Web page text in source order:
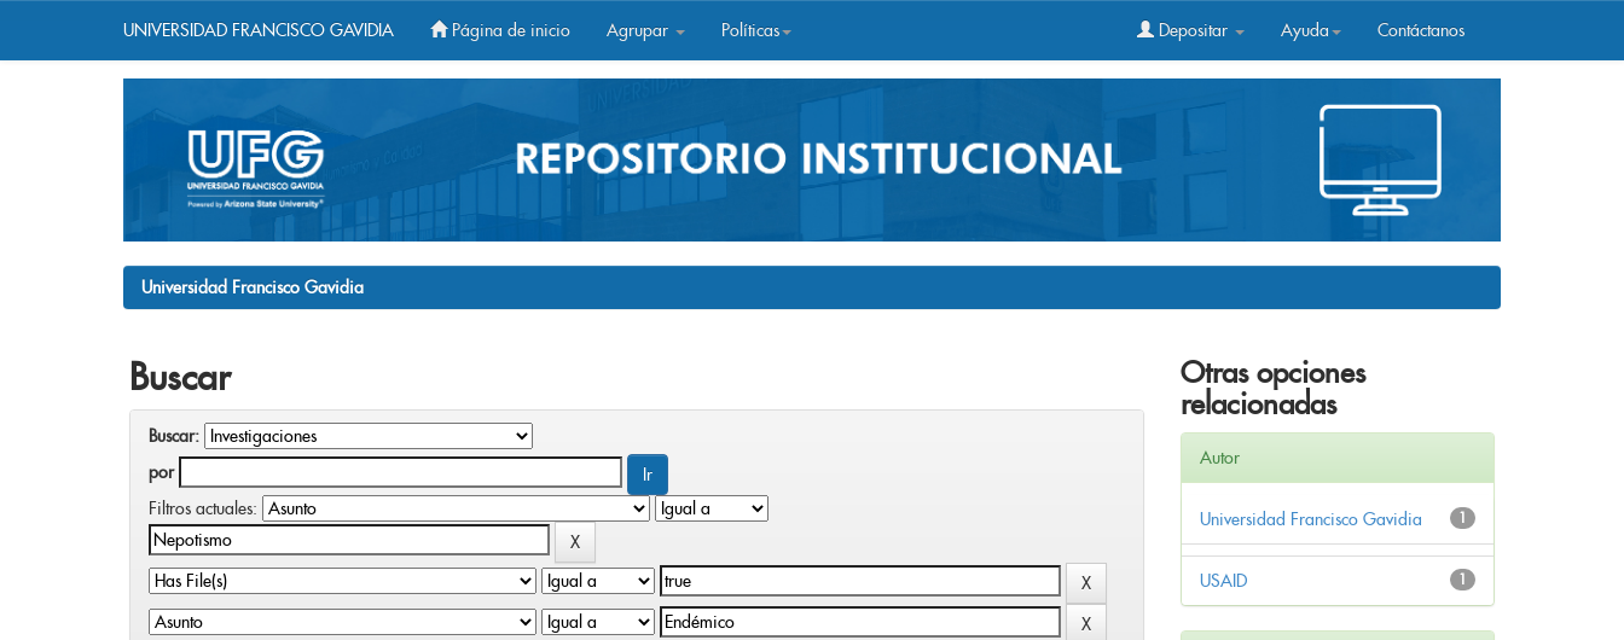
UNIVERSIDAD FRANCISCO GAVIDIA Página de inicio Agrupar Políticas Depositar Ayuda Contáctanos
Universidad Francisco Gavidia
Buscar
Buscar:
por
Filtros actuales:
Otras opciones
relacionadas
Autor
1
Universidad Francisco Gavidia
1
USAID